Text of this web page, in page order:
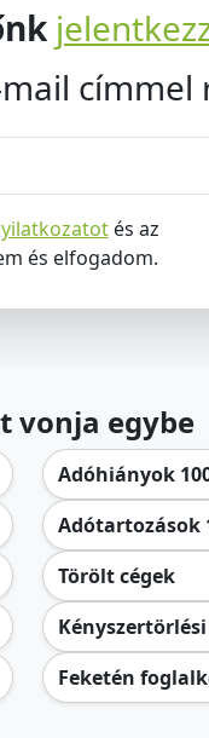
címmel
és az
és elfogadom.
vonja egybe
Adóhiányok
Törölt cégek
Feketén